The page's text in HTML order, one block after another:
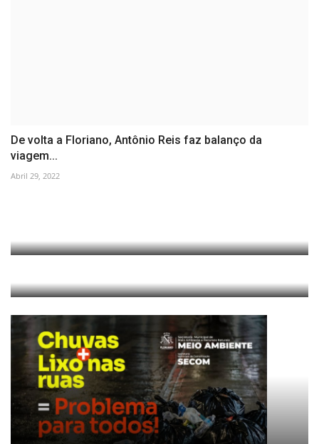
De volta a Floriano, Antônio Reis faz balanço da
viagem...
Abril 29, 2022